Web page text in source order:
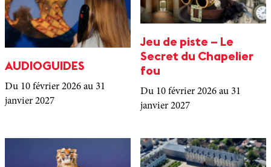
AUDIOGUIDES
Du 10 février 2026 au 31
janvier 2027
Jeu de piste – Le
Secret du Chapelier
fou
Du 10 février 2026 au 31
janvier 2027